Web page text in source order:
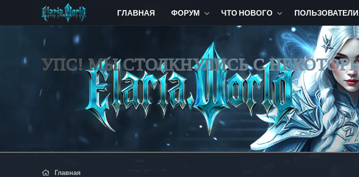
ГЛАВНАЯ ФОРУМ ЧТО НОВОГО ПОЛЬЗОВАТЕЛИ
УПС! МЫ СТОЛКНУЛИСЬ С
Главная